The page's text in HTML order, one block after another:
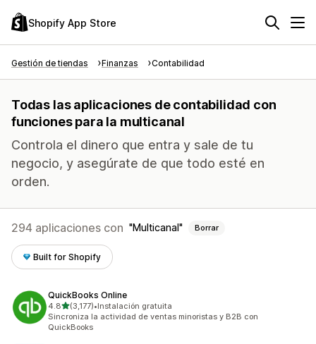
Shopify App Store
Gestión de tiendas Finanzas Contabilidad
Todas las aplicaciones de contabilidad con
funciones para la multicanal
Controla el dinero que entra y sale de tu
negocio, y asegúrate de que todo esté en
orden.
294 aplicaciones con Multicanal Borrar
Built for Shopify
QuickBooks Online
4.8de 5 estrellas
(3,177)
3177 reseñas en total
•Instalación gratuita
Sincroniza la actividad de ventas minoristas y B2B con
QuickBooks